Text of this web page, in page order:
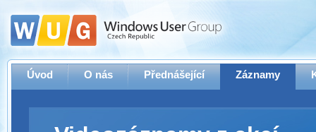
Úvod O nás Přednášející Záznamy